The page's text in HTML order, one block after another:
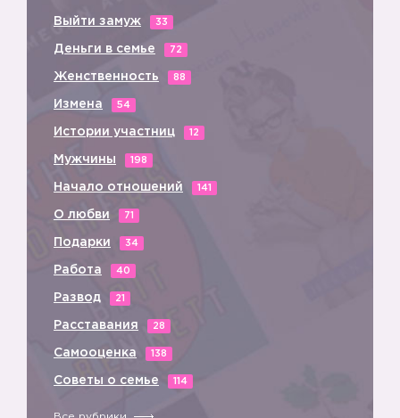
Выйти замуж 33
Деньги в семье 72
Женственность 88
Измена 54
Истории участниц 12
Мужчины 198
Начало отношений 141
О любви 71
Подарки 34
Работа 40
Развод 21
Расставания 28
Самооценка 138
Советы о семье 114